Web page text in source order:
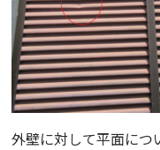
外壁に対して平面につ